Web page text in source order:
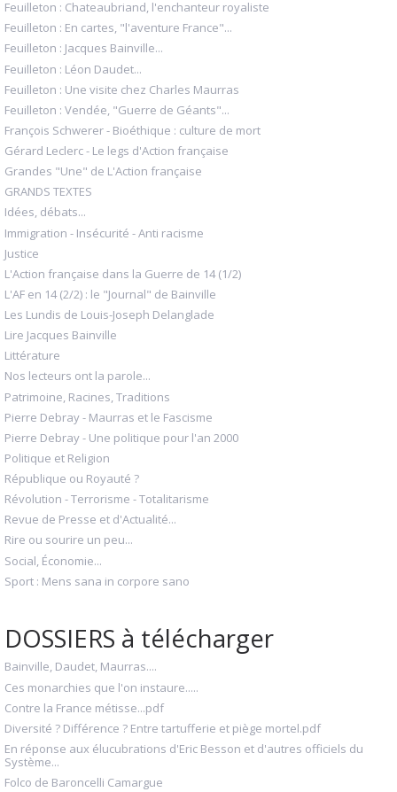
Feuilleton : Chateaubriand, l'enchanteur royaliste
Feuilleton : En cartes, "l'aventure France"...
Feuilleton : Jacques Bainville...
Feuilleton : Léon Daudet...
Feuilleton : Une visite chez Charles Maurras
Feuilleton : Vendée, "Guerre de Géants"...
François Schwerer - Bioéthique : culture de mort
Gérard Leclerc - Le legs d'Action française
Grandes "Une" de L'Action française
GRANDS TEXTES
Idées, débats...
Immigration - Insécurité - Anti racisme
Justice
L'Action française dans la Guerre de 14 (1/2)
L'AF en 14 (2/2) : le "Journal" de Bainville
Les Lundis de Louis-Joseph Delanglade
Lire Jacques Bainville
Littérature
Nos lecteurs ont la parole...
Patrimoine, Racines, Traditions
Pierre Debray - Maurras et le Fascisme
Pierre Debray - Une politique pour l'an 2000
Politique et Religion
République ou Royauté ?
Révolution - Terrorisme - Totalitarisme
Revue de Presse et d'Actualité...
Rire ou sourire un peu...
Social, Économie...
Sport : Mens sana in corpore sano
DOSSIERS à télécharger
Bainville, Daudet, Maurras....
Ces monarchies que l'on instaure.....
Contre la France métisse...pdf
Diversité ? Différence ? Entre tartufferie et piège mortel.pdf
En réponse aux élucubrations d'Eric Besson et d'autres officiels du
Système...
Folco de Baroncelli Camargue